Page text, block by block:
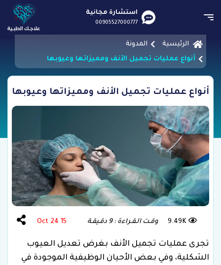
استشارة مجانية
00905527000777
الرئيسية
المدونة
أنواع عمليات تجميل الأنف ومميزاتها وعيوبها
أنواع عمليات تجميل الأنف ومميزاتها وعيوبها
9.49K وقـت الـقـراءة : 9 دقـيقـة 15 Oct 24
تجرى عمليات تجميل الأنف بغرض تعديل العيوب
الشكلية، وفي بعض الأحيان الوظيفية الموجودة في